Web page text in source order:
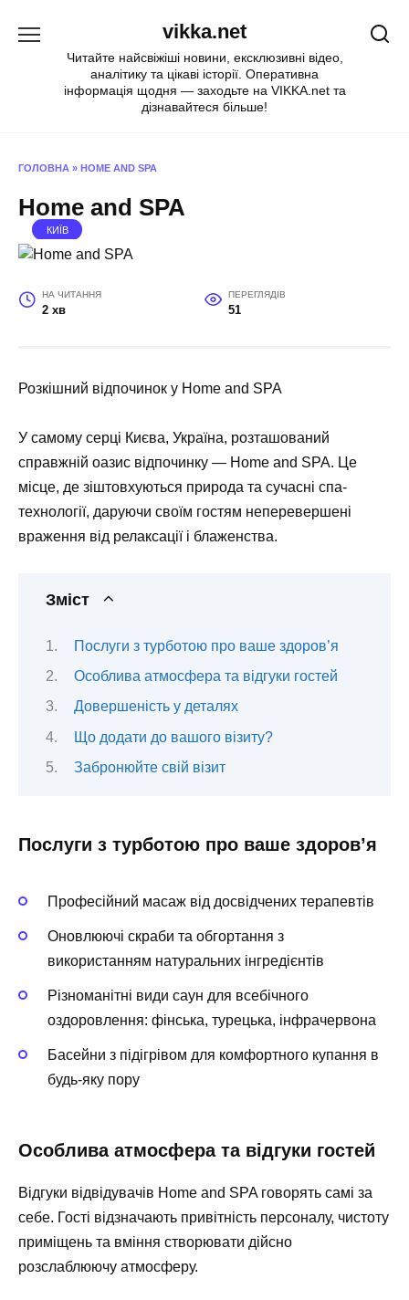
vikka.net
Читайте найсвіжіші новини, ексклюзивні відео,
аналітику та цікаві історії. Оперативна
інформація щодня — заходьте на VIKKA.net та
дізнавайтеся більше!
ГОЛОВНА » HOME AND SPA
Home and SPA
КИЇВ
НА ЧИТАННЯ
2 хв
ПЕРЕГЛЯДІВ
51
Розкішний відпочинок у Home and SPA
У самому серці Києва, Україна, розташований
справжній оазис відпочинку — Home and SPA. Це
місце, де зіштовхуються природа та сучасні спа-
технології, даруючи своїм гостям неперевершені
враження від релаксації і блаженства.
Зміст
Послуги з турботою про ваше здоров’я
Особлива атмосфера та відгуки гостей
Довершеність у деталях
Що додати до вашого візиту?
Забронюйте свій візит
Послуги з турботою про ваше здоров’я
Професійний масаж від досвідчених терапевтів
Оновлюючі скраби та обгортання з
використанням натуральних інгредієнтів
Різноманітні види саун для всебічного
оздоровлення: фінська, турецька, інфрачервона
Басейни з підігрівом для комфортного купання в
будь-яку пору
Особлива атмосфера та відгуки гостей
Відгуки відвідувачів Home and SPAговорять самі за
себе. Гості відзначають привітність персоналу, чистоту
приміщень та вміння створювати дійсно
розслаблюючу атмосферу.